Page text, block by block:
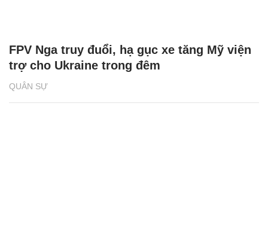
QUÂN SỰ
FPV Nga truy đuổi, hạ gục xe tăng Mỹ viện
trợ cho Ukraine trong đêm